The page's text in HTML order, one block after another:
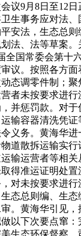
议9月8日至12
生事务应对法
安法，生态总
法、法等草案。
全国常委会第十
议。按照各方面
态调零件制；
者未按要求进
并惩罚款。对于
输容器清洗凭
义务。黄海华进
道散拆运输实
输运营者等相关
得准运证明处
对未按要求进
态总则编、生
。黄海华引见，
以下次要点窜
生态环保督察